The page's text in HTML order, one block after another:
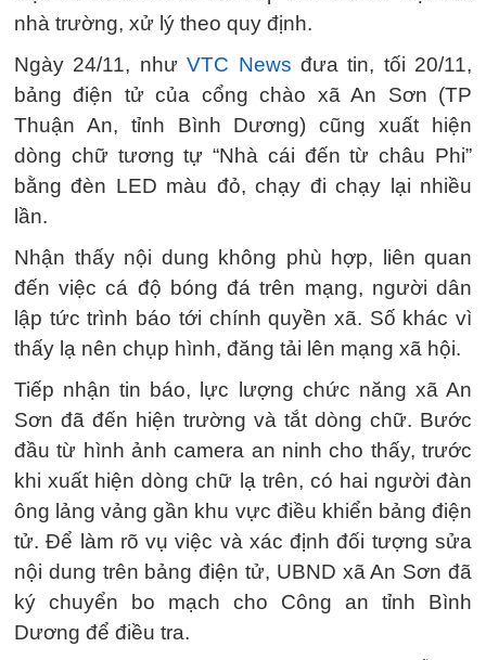
nhà trường, xử lý theo quy định.
Ngày 24/11, nhưVTC News đưa tin, tối 20/11,
bảng điện tử của cổng chào xã An Sơn (TP
Thuận An, tỉnh Bình Dương) cũng xuất hiện
dòng chữ tương tự “Nhà cái đến từ châu Phi”
bằng đèn LED màu đỏ, chạy đi chạy lại nhiều
lần.
Nhận thấy nội dung không phù hợp, liên quan
đến việc cá độ bóng đá trên mạng, người dân
lập tức trình báo tới chính quyền xã. Số khác vì
thấy lạ nên chụp hình, đăng tải lên mạng xã hội.
Tiếp nhận tin báo, lực lượng chức năng xã An
Sơn đã đến hiện trường và tắt dòng chữ. Bước
đầu từ hình ảnh camera an ninh cho thấy, trước
khi xuất hiện dòng chữ lạ trên, có hai người đàn
ông lảng vảng gần khu vực điều khiển bảng điện
tử. Để làm rõ vụ việc và xác định đối tượng sửa
nội dung trên bảng điện tử, UBND xã An Sơn đã
ký chuyển bo mạch cho Công an tỉnh Bình
Dương để điều tra.